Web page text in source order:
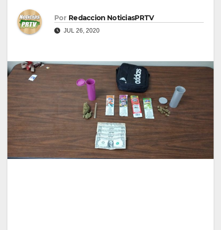
Por Redaccion NoticiasPRTV
JUL 26, 2020